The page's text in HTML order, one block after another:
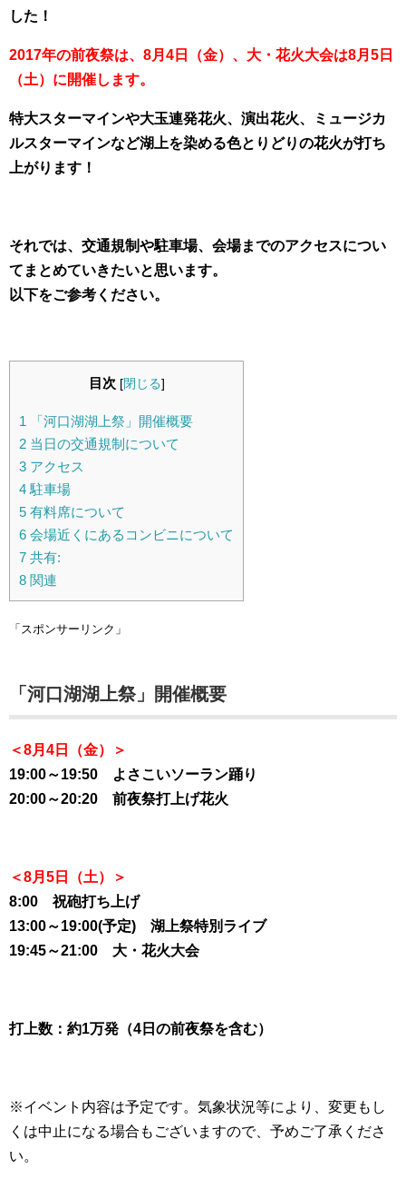
した！
2017年の前夜祭は、8月4日（金）、大・花火大会は8月5日
（土）に開催します。
特大スターマインや大玉連発花火、演出花火、ミュージカ
ルスターマインなど湖上を染める色とりどりの花火が打ち
上がります！
それでは、交通規制や駐車場、会場までのアクセスについ
てまとめていきたいと思います。
以下をご参考ください。
目次 [閉じる]
1 「河口湖湖上祭」開催概要
2 当日の交通規制について
3 アクセス
4 駐車場
5 有料席について
6 会場近くにあるコンビニについて
7 共有:
8 関連
「スポンサーリンク」
「河口湖湖上祭」開催概要
＜8月4日（金）＞
19:00～19:50 よさこいソーラン踊り
20:00～20:20 前夜祭打上げ花火
＜8月5日（土）＞
8:00 祝砲打ち上げ
13:00～19:00(予定) 湖上祭特別ライブ
19:45～21:00 大・花火大会
打上数：約1万発（4日の前夜祭を含む）
※イベント内容は予定です。気象状況等により、変更もし
くは中止になる場合もございますので、予めご了承くださ
い。